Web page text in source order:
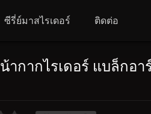
ซีรี่ย์มาสไรเดอร์ ติดต่อ
ากากไรเดอร์ แบล็กอา